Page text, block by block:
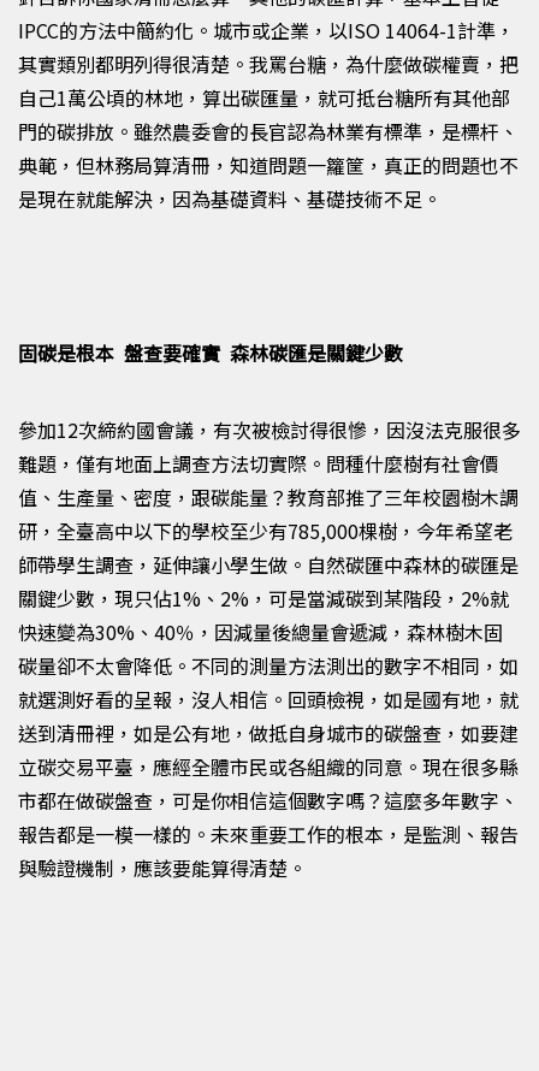
IPCC的方法中簡約化。城市或企業，以ISO 14064-1計準 ，
其實類別都明列得很清楚。我罵台糖，為什麼做碳權賣，把
自己1萬公頃的林地，算出碳匯量，就可抵台糖所有其他部
門的碳排放。雖然農委會的長官認為林業有標準，是標杆、
典範，但林務局算清冊，知道問題一籮筐，真正的問題也不
是現在就能解決，因為基礎資料、基礎技術不足。
固碳是根本 盤查要確實 森林碳匯是關鍵少數
參加12次締約國會議，有次被檢討得很慘，因沒法克服很多
難題，僅有地面上調查方法切實際。問種什麼樹有社會價
值、生產量、密度，跟碳能量？教育部推了三年校園樹木調
研，全臺高中以下的學校至少有785,000棵樹，今年希望老
師帶學生調查，延伸讓小學生做。自然碳匯中森林的碳匯是
關鍵少數，現只佔1% 、2% ，可是當減碳到某階段， 2%就
快速變為30% 、40％，因減量後總量會遞減，森林樹木固
碳量卻不太會降低。不同的測量方法測出的數字不相同，如
就選測好看的呈報，沒人相信。回頭檢視，如是國有地，就
送到清冊裡，如是公有地，做抵自身城市的碳盤查，如要建
立碳交易平臺，應經全體市民或各組織的同意。現在很多縣
市都在做碳盤查，可是你相信這個數字嗎？這麼多年數字、
報告都是一模一樣的。未來重要工作的根本，是監測、報告
與驗證機制，應該要能算得清楚。